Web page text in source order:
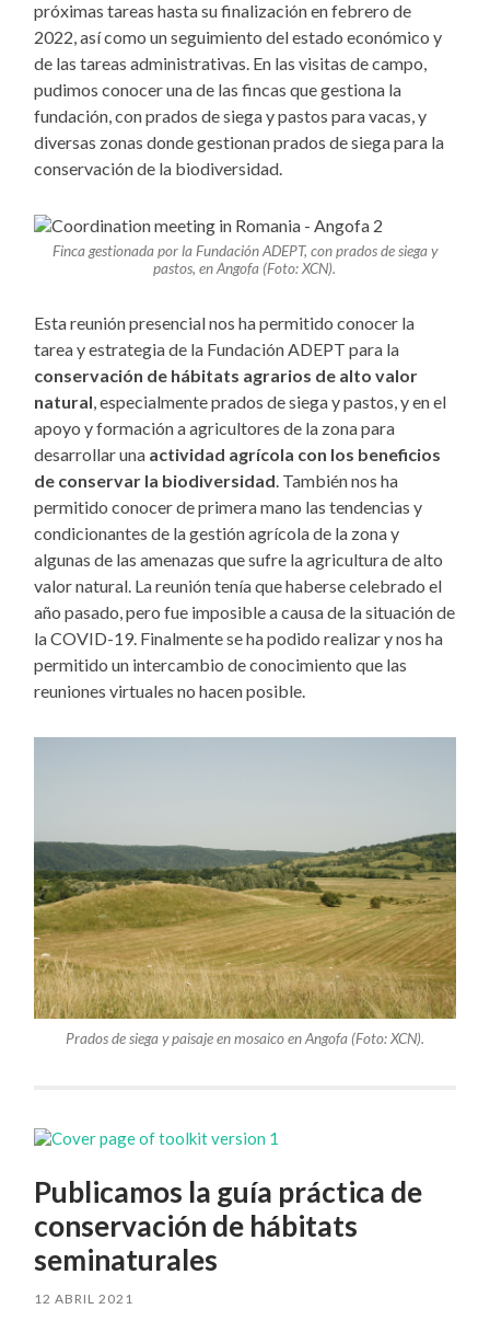
próximas tareas hasta su finalización en febrero de
2022, así como un seguimiento del estado económico y
de las tareas administrativas. En las visitas de campo,
pudimos conocer una de las fincas que gestiona la
fundación, con prados de siega y pastos para vacas, y
diversas zonas donde gestionan prados de siega para la
conservación de la biodiversidad.
Finca gestionada por la Fundación ADEPT, con prados de siega y
pastos, en Angofa (Foto: XCN).
Esta reunión presencial nos ha permitido conocer la
tarea y estrategia de la Fundación ADEPT para la
conservación de hábitats agrarios de alto valor
natural, especialmente prados de siega y pastos, y en el
apoyo y formación a agricultores de la zona para
desarrollar una actividad agrícola con los beneficios
de conservar la biodiversidad. También nos ha
permitido conocer de primera mano las tendencias y
condicionantes de la gestión agrícola de la zona y
algunas de las amenazas que sufre la agricultura de alto
valor natural. La reunión tenía que haberse celebrado el
año pasado, pero fue imposible a causa de la situación de
la COVID-19. Finalmente se ha podido realizar y nos ha
permitido un intercambio de conocimiento que las
reuniones virtuales no hacen posible.
Prados de siega y paisaje en mosaico en Angofa (Foto: XCN).
Publicamos la guía práctica de
conservación de hábitats
seminaturales
12 ABRIL 2021